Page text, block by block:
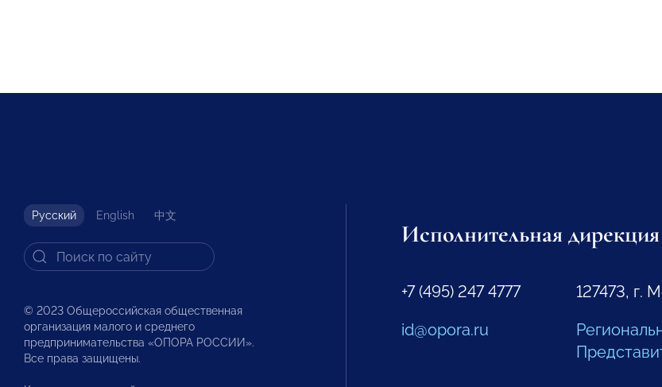
Русский English 中文
© 2023 Общероссийская общественная
организация малого и среднего
предпринимательства «ОПОРА РОССИИ».
Все права защищены.
Исполнительная дирекция
+7 (495) 247 4777
id@opora.ru
127473, г.